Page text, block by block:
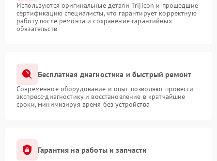
Используются оригинальные детали Trijicon и прошедшие
сертификацию специалисты, что гарантирует корректную
работу после ремонта и сохранение гарантийных
обязательств
Бесплатная диагностика и быстрый ремонт
Современное оборудование и опыт позволяют провести
экспресс-диагностику и восстановление в кратчайшие
сроки, минимизируя время без устройства
Гарантия на работы и запчасти